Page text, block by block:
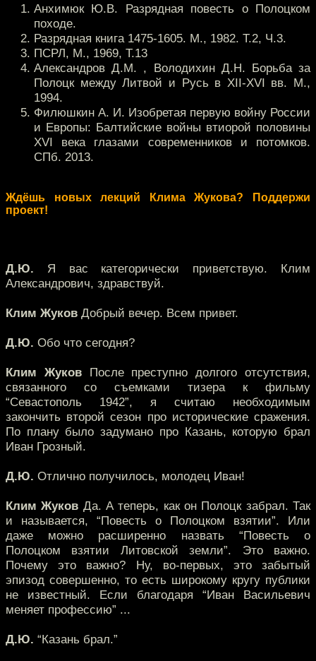
Анхимюк Ю.В. Разрядная повесть о Полоцком
походе.
Разрядная книга 1475-1605. М., 1982. Т.2, Ч.3.
ПСРЛ, М., 1969, Т.13
Александров Д.М. , Володихин Д.Н. Борьба за
Полоцк между Литвой и Русь в XII-XVI вв. М.,
1994.
Филюшкин А. И. Изобретая первую войну России
и Европы: Балтийские войны втиорой половины
XVI века глазами современников и потомков.
СПб. 2013.
Ждёшь новых лекций Клима Жукова? Поддержи
проект!
Д.Ю. Я вас категорически приветствую. Клим
Александрович, здравствуй.
Клим Жуков Добрый вечер. Всем привет.
Д.Ю. Обо что сегодня?
Клим ЖуковПосле преступно долгого отсутствия,
связанного со съемками тизера к фильму
“Севастополь 1942”, я считаю необходимым
закончить второй сезон про исторические сражения.
По плану было задумано про Казань, которую брал
Иван Грозный.
Д.Ю. Отлично получилось, молодец Иван!
Клим Жуков Да. А теперь, как он Полоцк забрал. Так
и называется, “Повесть о Полоцком взятии”. Или
даже можно расширенно назвать “Повесть о
Полоцком взятии Литовской земли”. Это важно.
Почему это важно? Ну, во-первых, это забытый
эпизод совершенно, то есть широкому кругу публики
не известный. Если благодаря “Иван Васильевич
меняет профессию” ...
Д.Ю. “Казань брал.”